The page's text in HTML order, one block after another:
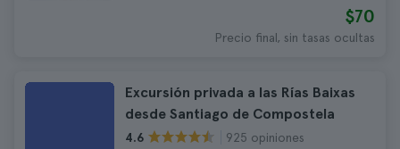
$70
Precio final, sin tasas ocultas
Excursión privada a las Rías Baixas
desde Santiago de Compostela
4.6
925 opiniones